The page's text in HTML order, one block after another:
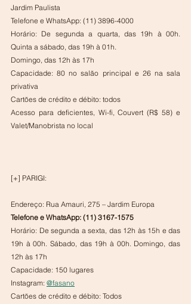
Jardim Paulista
Telefone e WhatsApp: (11) 3896-4000
Horário: De segunda a quarta, das 19h à 00h.
Quinta a sábado, das 19h à 01h.
Domingo, das 12h às 17h
Capacidade: 80 no salão principal e 26 na sala
privativa
Cartões de crédito e débito: todos
Acesso para deficientes, Wi-fi, Couvert (R$ 58) e
Valet/Manobrista no local
[+] PARIGI:
Endereço: Rua Amauri, 275 – Jardim Europa
Telefone e WhatsApp: (11) 3167-1575
Horário: De segunda a sexta, das 12h às 15h e das
19h à 00h. Sábado, das 19h à 00h. Domingo, das
12h às 17h
Capacidade: 150 lugares
Instagram: @fasano
Cartões de crédito e débito: Todos